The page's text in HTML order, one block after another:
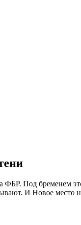
ФБР. Под бременем
И Новое место